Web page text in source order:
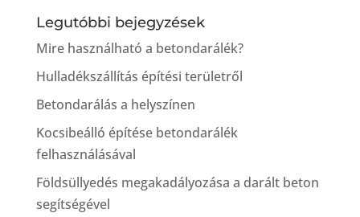
Legutóbbi bejegyzések
Mire használható a betondarálék?
Hulladékszállítás építési területről
Betondarálás a helyszínen
Kocsibeálló építése betondarálék
felhasználásával
Földsüllyedés megakadályozása a darált beton
segítségével